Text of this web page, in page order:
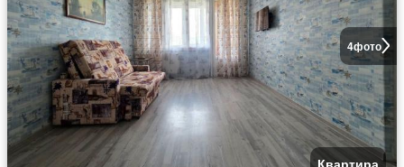
4фото
Квартира